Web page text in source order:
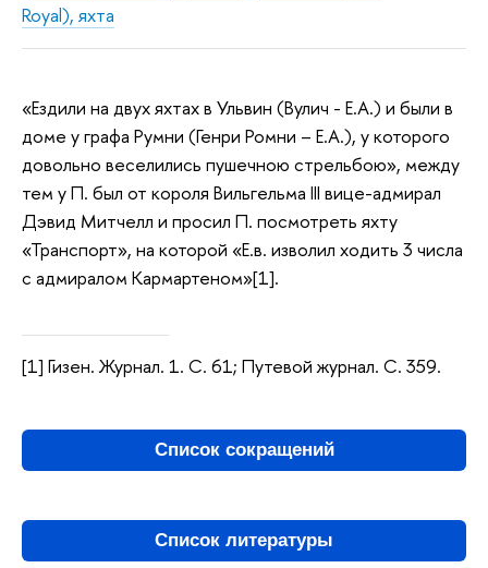
Royal), яхта
«Ездили на двух яхтах в Ульвин (Вулич - Е.А.) и были в
доме у графа Румни (Генри Ромни – Е.А.), у которого
довольно веселились пушечною стрельбою», между
тем у П. был от короля Вильгельма III вице-адмирал
Дэвид Митчелл и просил П. посмотреть яхту
«Транспорт», на которой «Е.в. изволил ходить 3 числа
с адмиралом Кармартеном»[1].
[1] Гизен. Журнал. 1. С. 61; Путевой журнал. С. 359.
Список сокращений
Список литературы